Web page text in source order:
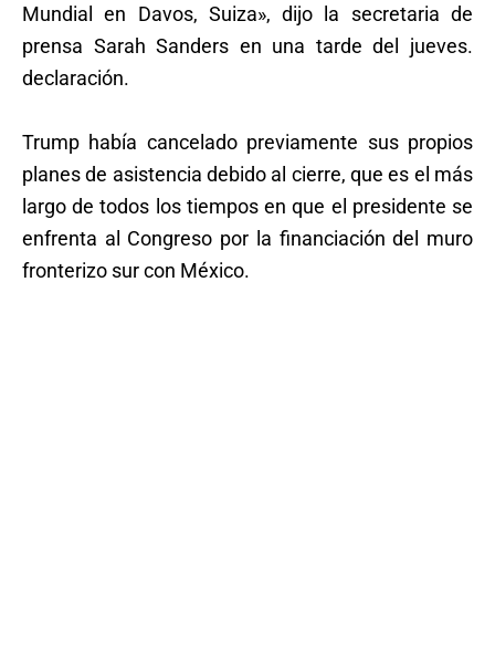
Mundial en Davos, Suiza», dijo la secretaria de
prensa Sarah Sanders en una tarde del jueves.
declaración.
Trump había cancelado previamente sus propios
planes de asistencia debido al cierre, que es el más
largo de todos los tiempos en que el presidente se
enfrenta al Congreso por la financiación del muro
fronterizo sur con México.